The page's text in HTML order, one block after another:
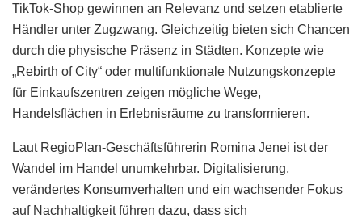
TikTok-Shop gewinnen an Relevanz und setzen etablierte
Händler unter Zugzwang. Gleichzeitig bieten sich Chancen
durch die physische Präsenz in Städten. Konzepte wie
„Rebirth of City“ oder multifunktionale Nutzungskonzepte
für Einkaufszentren zeigen mögliche Wege,
Handelsflächen in Erlebnisräume zu transformieren.
Laut RegioPlan-Geschäftsführerin Romina Jenei ist der
Wandel im Handel unumkehrbar. Digitalisierung,
verändertes Konsumverhalten und ein wachsender Fokus
auf Nachhaltigkeit führen dazu, dass sich